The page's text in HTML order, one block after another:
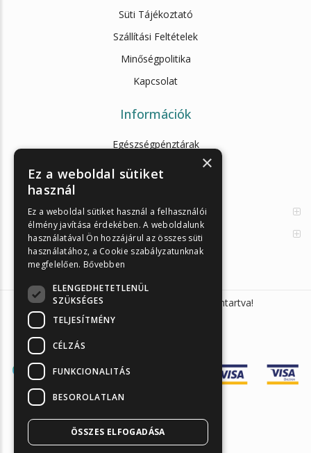
Süti Tájékoztató
Szállítási Feltételek
Minőségpolitika
Kapcsolat
Információk
Egészségpénztárak
Cikkek
Enzimes béldaganatszűrés
Orvosi információk
Sunmed Kft. 2026 © Minden jog fenntartva!
Árukereső.hu
×
Ez a weboldal sütiket
használ
Ez a weboldal sütiket használ a felhasználói
élmény javítása érdekében. A weboldalunk
használatával Ön hozzájárul az összes süti
használatához, a Cookie szabályzatunknak
megfelelően. Bővebben
ELENGEDHETETLENÜL
SZÜKSÉGES
TELJESÍTMÉNY
CÉLZÁS
FUNKCIONALITÁS
BESOROLATLAN
ÖSSZES ELFOGADÁSA